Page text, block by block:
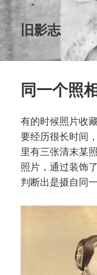
旧影志
同一个照
有的时候照片收
要经历很长时间
里有三张清末某
照片，通过装饰
判断出是摄自同